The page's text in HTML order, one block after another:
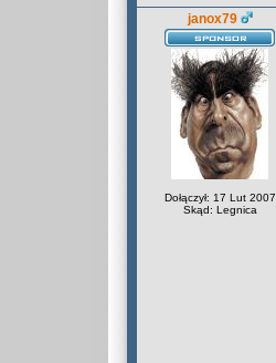
janox79
Dołączył: 17 Lut 2007
Skąd: Legnica